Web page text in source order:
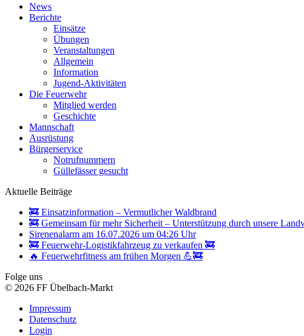
News
Berichte
Einsätze
Übungen
Veranstaltungen
Allgemein
Information
Jugend-Aktivitäten
Die Feuerwehr
Mitglied werden
Geschichte
Mannschaft
Ausrüstung
Bürgerservice
Notrufnummern
Güllefässer gesucht
Aktuelle Beiträge
🚒 Einsatzinformation – Vermutlicher Waldbrand
🚒 Gemeinsam für mehr Sicherheit – Unterstützung durch unsere
Sirenenalarm am 16.07.2026 um 04:26 Uhr
🚒 Feuerwehr-Logistikfahrzeug zu verkaufen 🚒
🔥 Feuerwehrfitness am frühen Morgen 💪🚒
Folge uns
© 2026 FF Übelbach-Markt
Impressum
Datenschutz
Login